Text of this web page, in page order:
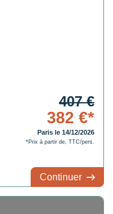
407 €
382 €*
Paris le 14/12/2026
*Prix à partir de, TTC/pers.
Continuer